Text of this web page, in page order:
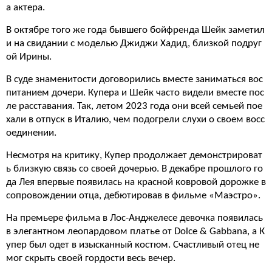
а актера.
В октябре того же года бывшего бойфренда Шейк заметил
и на свидании с моделью Джиджи Хадид, близкой подруг
ой Ирины.
В суде знаменитости договорились вместе заниматься вос
питанием дочери. Купера и Шейк часто видели вместе пос
ле расставания. Так, летом 2023 года они всей семьей пое
хали в отпуск в Италию, чем подогрели слухи о своем восс
оединении.
Несмотря на критику, Купер продолжает демонстрироват
ь близкую связь со своей дочерью. В декабре прошлого го
да Лея впервые появилась на красной ковровой дорожке в
сопровождении отца, дебютировав в фильме «Маэстро».
На премьере фильма в Лос-Анджелесе девочка появилась
в элегантном леопардовом платье от Dolce & Gabbana, а К
упер был одет в изысканный костюм. Счастливый отец не
мог скрыть своей гордости весь вечер.